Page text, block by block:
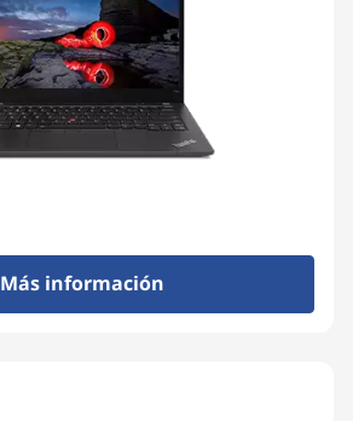
Más información